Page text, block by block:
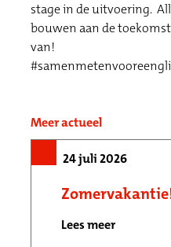
stage in de uitvoering.
bouwen aan de
van!
Meer actueel
24 juli 2026
Lees meer